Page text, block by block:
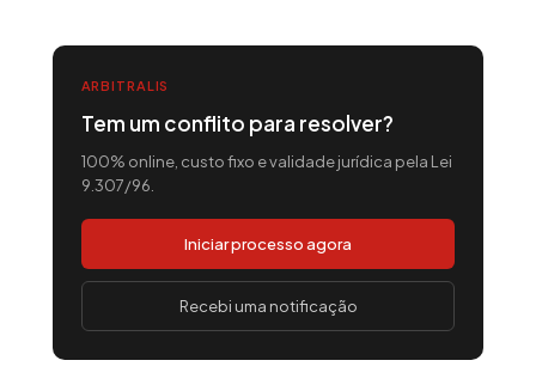
ARBITRALIS
Tem um conflito para resolver?
100% online, custo fixo e validade jurídica pela Lei
9.307/96.
Iniciar processo agora
Recebi uma notificação